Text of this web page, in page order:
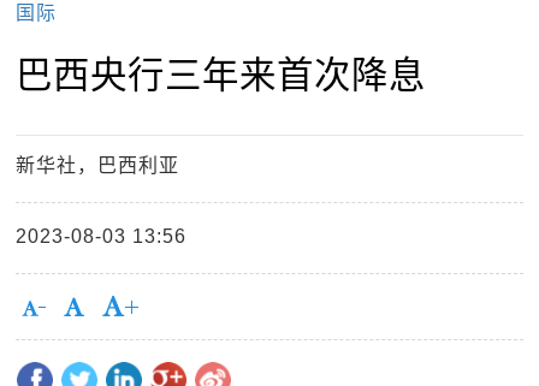
国际
巴西央行三年来首次降息
新华社，巴西利亚
2023-08-03 13:56